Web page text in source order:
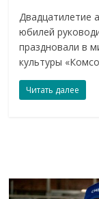
Двадцатилетие
юбилей
праздновали в
культуры
Читать далее